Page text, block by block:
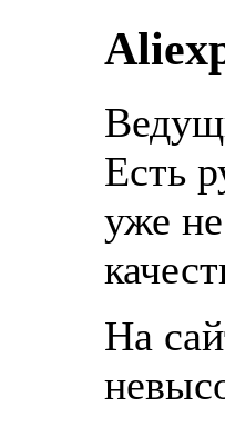
Есть
уже
На